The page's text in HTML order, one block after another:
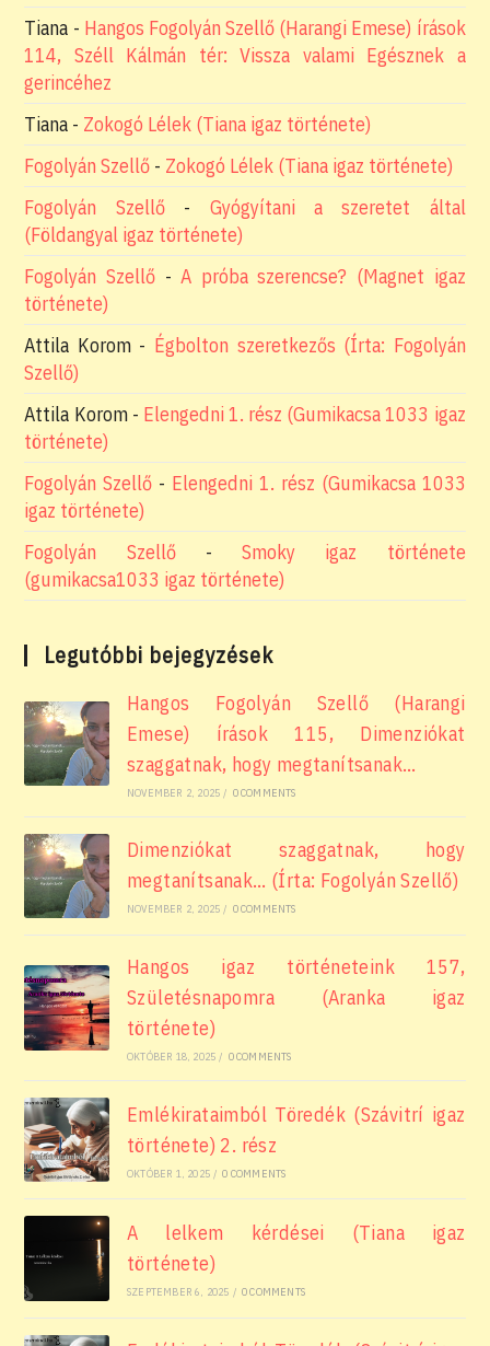
Tiana - Hangos Fogolyán Szellő (Harangi Emese) írások
114, Széll Kálmán tér: Vissza valami Egésznek a
gerincéhez
Tiana - Zokogó Lélek (Tiana igaz története)
Fogolyán Szellő - Zokogó Lélek (Tiana igaz története)
Fogolyán Szellő- Gyógyítani a szeretet által
(Földangyal igaz története)
Fogolyán Szellő -A próba szerencse? (Magnet igaz
története)
Attila Korom- Égbolton szeretkezős (Írta: Fogolyán
Szellő)
Attila Korom- Elengedni 1. rész (Gumikacsa 1033 igaz
története)
Fogolyán Szellő - Elengedni 1. rész (Gumikacsa 1033
igaz története)
Fogolyán Szellő-Smoky igaz története
(gumikacsa1033 igaz története)
Legutóbbi bejegyzések
Hangos Fogolyán Szellő (Harangi
Emese) írások 115, Dimenziókat
szaggatnak, hogy megtanítsanak…
NOVEMBER 2, 2025 / 0 COMMENTS
Dimenziókat szaggatnak, hogy
megtanítsanak… (Írta: Fogolyán Szellő)
NOVEMBER 2, 2025 / 0 COMMENTS
Hangos igaz történeteink 157,
Születésnapomra (Aranka igaz
története)
OKTÓBER 18, 2025 / 0 COMMENTS
Emlékirataimból Töredék (Szávitrí igaz
története) 2. rész
OKTÓBER 1, 2025 / 0 COMMENTS
A lelkem kérdései (Tiana igaz
története)
SZEPTEMBER 6, 2025 / 0 COMMENTS